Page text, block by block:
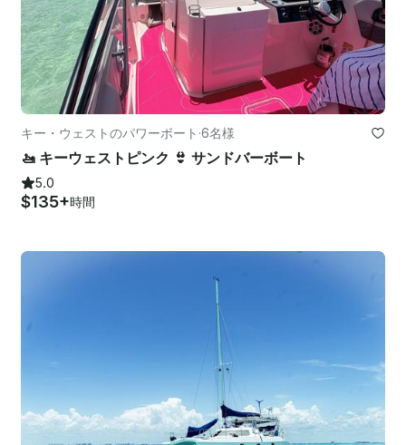
キー・ウェストのパワーボート ·6名様
🚤 キーウェストピンク 👙 サンドバーボート
5.0
$135+時間